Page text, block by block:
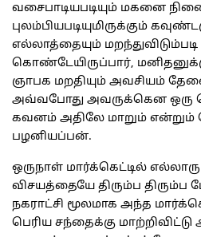
வசைபாடியபடியும் மகனை
புலம்பியபடியுமிருக்கும்
எல்லாத்தையும்
கொண்டேயிருப்பார்,
ஞாபக மறதியும் அவசியம்
அவ்வபோது அவருக்கென ஒரு
கவனம் அதிலே மாறும்
பழனியப்பன்.
ஒருநாள் மார்க்கெட்டில்
விசயத்தையே திரும்ப திரும்ப
நகராட்சி மூலமாக அந்த
பெரிய சந்தைக்கு